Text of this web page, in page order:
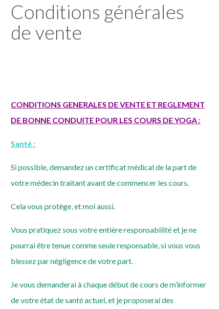
Conditions générales
de vente
CONDITIONS GENERALES DE VENTE ET REGLEMENT
DE BONNE CONDUITE POUR LES COURS DE YOGA :
Santé :
Si possible, demandez un certificat médical de la part de
votre médecin traitant avant de commencer les cours.
Cela vous protège, et moi aussi.
Vous pratiquez sous votre entière responsabilité et je ne
pourrai être tenue comme seule responsable, si vous vous
blessez par négligence de votre part.
Je vous demanderai à chaque début de cours de m’informer
de votre état de santé actuel, et je proposerai des